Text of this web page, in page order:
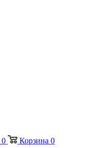
0 Корзина 0